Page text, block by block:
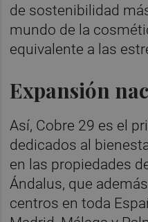
de sostenibilidad
mundo de la
equivalente a las
Expansión
Así, Cobre 29 es el
dedicados al
en las propiedades
Ándalus, que
centros en toda